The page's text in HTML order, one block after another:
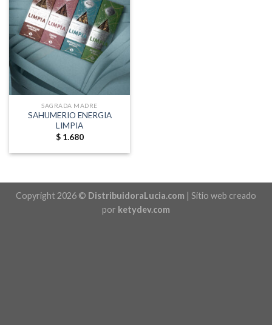
SAGRADA MADRE
SAHUMERIO ENERGIA
LIMPIA
$1.680
Copyright 2026 © DistribuidoraLucia.com | Sitio web creado
por ketydev.com